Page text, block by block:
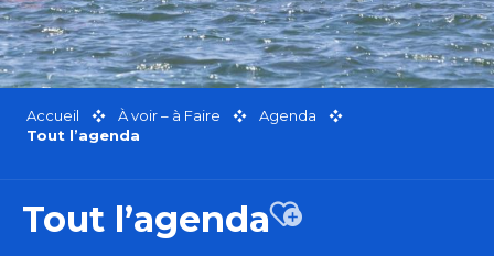
Accueil À voir – à Faire
Agenda
Tout l’agenda
Tout l’agendaAjouter aux